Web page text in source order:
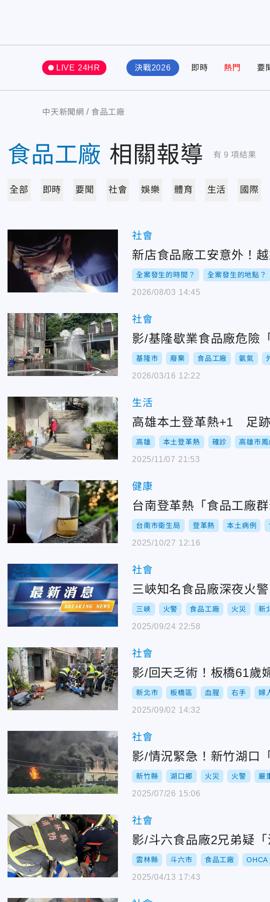
LIVE 24HR 決戰2026 即時 熱門 要
中天新聞網 食品工廠
食品工廠 相關報導 有 9 項結果
全部 即時 要聞 社會 娛樂 體育 生活 國際
社會
新店食品廠工安意外！
全案發生的時間？ 全案發生的地點？
2026/08/03 14:45
社會
影/基隆歇業食品廠危險
基隆市 廢棄 食品工廠 氨氣
2026/03/16 12:22
生活
高雄本土登革熱+1 足
高雄 本土登革熱 確診 高雄市鳳
2025/11/07 21:53
健康
台南登革熱「食品工廠
台南市衛生局 登革熱 本土病例
2025/10/27 12:16
社會
三峽知名食品廠深夜火
三峽 火警 食品工廠 火災 新
2025/09/24 22:58
社會
影/回天乏術！板橋61歲
新北市 板橋區 血腥 右手 婦
2025/09/02 14:32
社會
影/情況緊急！新竹湖口
新竹縣 湖口鄉 火災 火警 嚴
2025/07/26 15:06
社會
影/斗六食品廠2兄弟疑
雲林縣 斗六市 食品工廠 OHCA
2025/04/13 17:43